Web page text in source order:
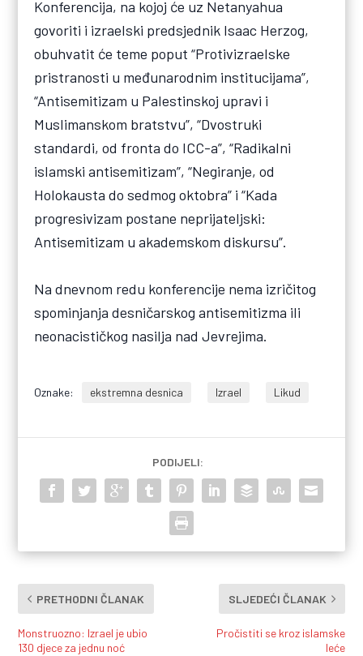
Konferencija, na kojoj će uz Netanyahua
govoriti i izraelski predsjednik Isaac Herzog,
obuhvatit će teme poput “Protivizraelske
pristranosti u međunarodnim institucijama”,
“Antisemitizam u Palestinskoj upravi i
Muslimanskom bratstvu”, “Dvostruki
standardi, od fronta do ICC-a”, “Radikalni
islamski antisemitizam”, “Negiranje, od
Holokausta do sedmog oktobra” i “Kada
progresivizam postane neprijateljski:
Antisemitizam u akademskom diskursu”.
Na dnevnom redu konferencije nema izričitog
spominjanja desničarskog antisemitizma ili
neonacističkog nasilja nad Jevrejima.
Oznake: ekstremna desnica Izrael Likud
PODIJELI:
PRETHODNI ČLANAK
Monstruozno: Izrael je ubio
130 djece za jednu noć
SLJEDEĆI ČLANAK
Pročistiti se kroz islamske
leće